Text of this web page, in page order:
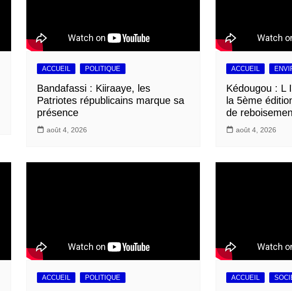
ACCUEIL POLITIQUE
Bandafassi : Kiiraaye, les
Patriotes républicains marque sa
présence
août 4, 2026
ACCUEIL
Kédougou : L
la 5ème
de
août 4, 2026
ACCUEIL POLITIQUE ACCUEIL